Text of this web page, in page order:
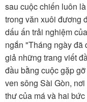
Thiếu nhi
Kết nối VOV6
TÌM KIẾM
Vận hành bởi QI Corp
sau cuộc chiến luôn
trong văn xuôi đương
dấu ấn trải nghiệm
ngắn "Tháng ngày đã
giả những trang viết
đầu bằng cuộc gặp
ven sông Sài Gòn,
thư của má và hai